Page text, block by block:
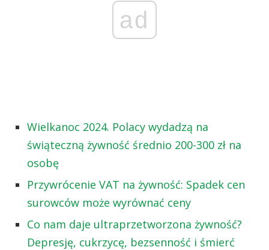
ad
Wielkanoc 2024. Polacy wydadzą na
świąteczną żywność średnio 200-300 zł na
osobę
Przywrócenie VAT na żywność: Spadek cen
surowców może wyrównać ceny
Co nam daje ultraprzetworzona żywność?
Depresję, cukrzycę, bezsenność i śmierć